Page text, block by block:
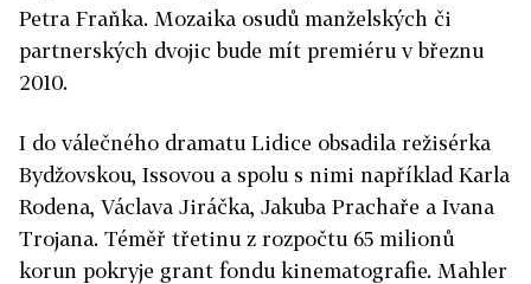
Petra Fraňka. Mozaika osudů manželských či
partnerských dvojic bude mít premiéru v březnu
2010.
I do válečného dramatu Lidice obsadila režisérka
Bydžovskou, Issovou a spolu s nimi například Karla
Rodena, Václava Jiráčka, Jakuba Prachaře a Ivana
Trojana. Téměř třetinu z rozpočtu 65 milionů
korun pokryje grant fondu kinematografie. Mahler